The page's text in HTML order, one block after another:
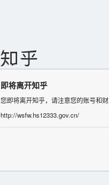
即将离开知乎
您即将离开知乎，请注意您的账号和财
http://wsfw.hs12333.gov.cn/